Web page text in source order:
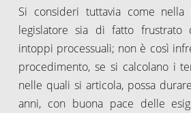
Si consideri tuttavia come nella
legislatore sia di fatto
intoppi processuali; non è così
procedimento, se si calcolano i
nelle quali si articola, possa
anni, con buona pace delle